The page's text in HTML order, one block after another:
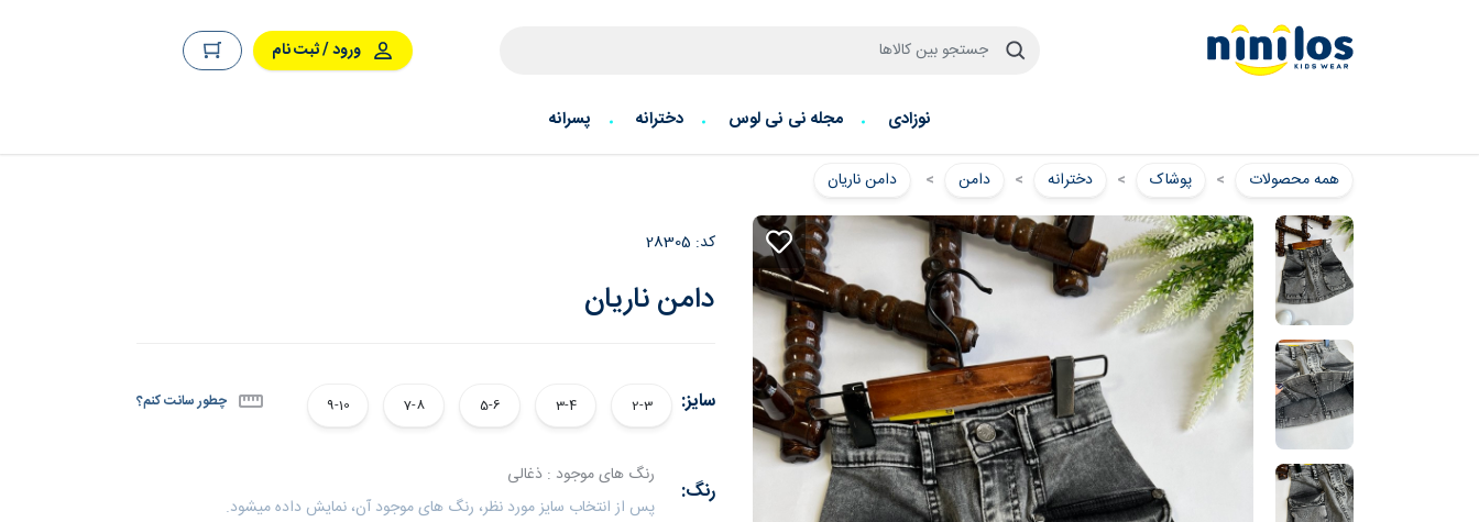
ورود / ثبت نام
نوزادی مجله نی نی لوس دخترانه پسرانه
همه محصولات پوشاک دخترانه دامن دامن ناریان
کد: 28305
دامن ناریان
سایز: 2-3
3-4
5-6
7-8
9-10 چطور سانت کنم؟
رنگ:
رنگ های موجود : ذغالی
پس از انتخاب سایز مورد نظر، رنگ های موجود آن، نمایش داده میشود.